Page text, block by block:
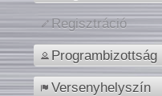
Regisztráció
Programbizottság
Versenyhelyszín